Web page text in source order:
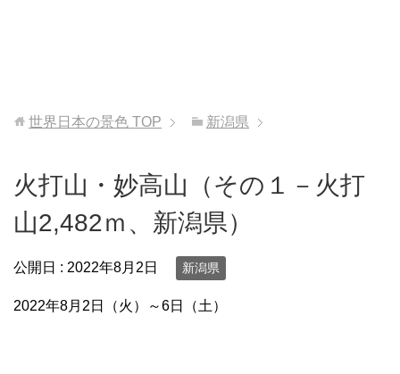
世界日本の景色 TOP 新潟県
火打山・妙高山（その１－火打
山2,482ｍ、新潟県）
公開日 : 2022年8月2日 新潟県
2022年8月2日（火）～6日（土）